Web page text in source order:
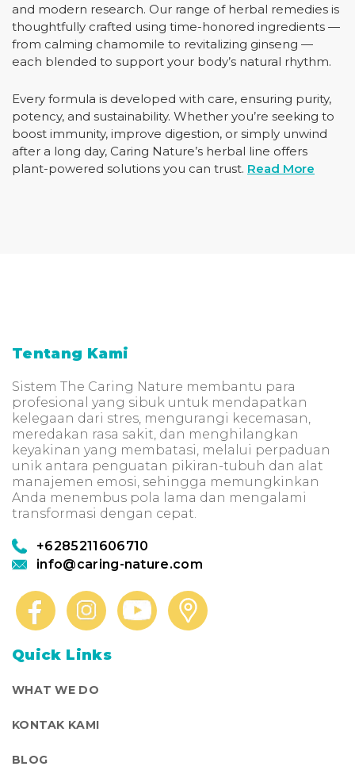
and modern research. Our range of herbal remedies is
thoughtfully crafted using time-honored ingredients —
from calming chamomile to revitalizing ginseng —
each blended to support your body’s natural rhythm.
Every formula is developed with care, ensuring purity,
potency, and sustainability. Whether you’re seeking to
boost immunity, improve digestion, or simply unwind
after a long day, Caring Nature’s herbal line offers
plant-powered solutions you can trust. Read More
Tentang Kami
Sistem The Caring Nature membantu para
profesional yang sibuk untuk mendapatkan
kelegaan dari stres, mengurangi kecemasan,
meredakan rasa sakit, dan menghilangkan
keyakinan yang membatasi, melalui perpaduan
unik antara penguatan pikiran-tubuh dan alat
manajemen emosi, sehingga memungkinkan
Anda menembus pola lama dan mengalami
transformasi dengan cepat.
+6285211606710
info@caring-nature.com
Quick Links
WHAT WE DO
KONTAK KAMI
BLOG